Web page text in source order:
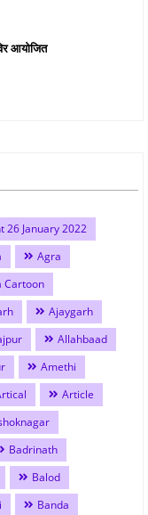
आयोजित
26 January 2022
Agra
Cartoon
Ajaygarh
Allahbaad
Amethi
Article
Badrinath
Balod
Banda